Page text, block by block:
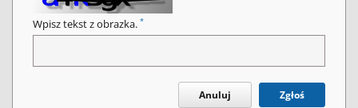
Wpisz tekst z obrazka. *
Anuluj Zgłoś